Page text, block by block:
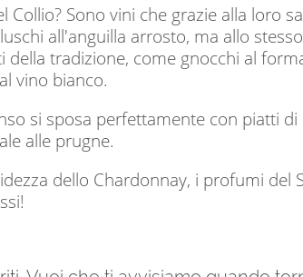
Sono vini che grazie alla loro
all'anguilla arrosto, ma allo
tradizione, come gnocchi al
vino bianco.
si sposa perfettamente con piatti di
alle prugne.
dello Chardonnay, i profumi del